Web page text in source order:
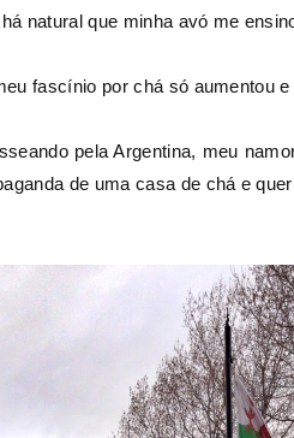
natural que minha avó me
fascínio por chá só aumentou
pela Argentina, meu
de uma casa de chá e